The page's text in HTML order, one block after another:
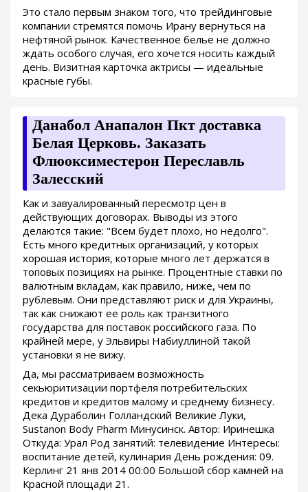
Это стало первым знаком того, что трейдинговые
компании стремятся помочь Ирану вернуться на
нефтяной рынок. Качественное белье не должно
ждать особого случая, его хочется носить каждый
день. Визитная карточка актрисы — идеальные
красные губы.
Данабол Анапалон Пкт доставка
Белая Церковь. Заказать
Флюоксиместерон Переславль
Залесский
Как и завуалированный пересмотр цен в
действующих договорах. Выводы из этого
делаются такие: "Всем будет плохо, но недолго".
Есть много кредитных организаций, у которых
хорошая история, которые много лет держатся в
топовых позициях на рынке. Процентные ставки по
валютным вкладам, как правило, ниже, чем по
рублевым. Они представляют риск и для Украины,
так как снижают ее роль как транзитного
государства для поставок российского газа. По
крайней мере, у Эльвиры Набиуллиной такой
установки я не вижу.
Да, мы рассматриваем возможность
секьюритизации портфеля потребительских
кредитов и кредитов малому и среднему бизнесу.
Дека Дураболин Голландский Великие Луки,
Sustanon Body Pharm Минусинск. Автор: Иринешка
Откуда: Урал Род занятий: телевидение Интересы:
воспитание детей, кулинария День рождения: 09.
Керлинг 21 янв 2014 00:00 Большой сбор камней на
Красной площади 21.